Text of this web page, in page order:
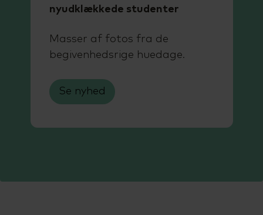
nyudklækkede studenter
Masser af fotos fra de
begivenhedsrige huedage.
Se nyhed